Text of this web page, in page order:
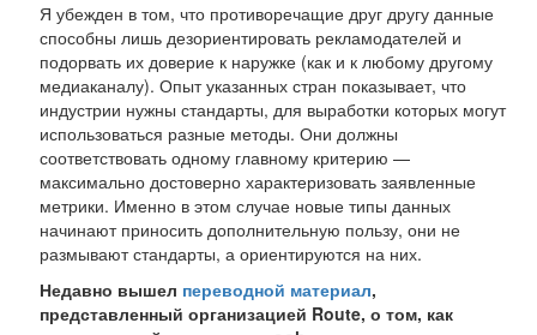
Я убежден в том, что противоречащие друг другу данные
способны лишь дезориентировать рекламодателей и
подорвать их доверие к наружке (как и к любому другому
медиаканалу). Опыт указанных стран показывает, что
индустрии нужны стандарты, для выработки которых могут
использоваться разные методы. Они должны
соответствовать одному главному критерию —
максимально достоверно характеризовать заявленные
метрики. Именно в этом случае новые типы данных
начинают приносить дополнительную пользу, они не
размывают стандарты, а ориентируются на них.
Недавно вышел переводной материал,
представленный организацией Route, о том, как